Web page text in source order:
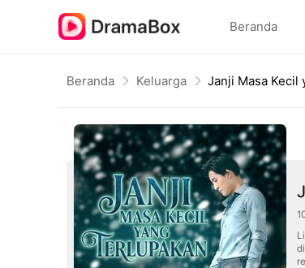
Beranda
Beranda Keluarga Janji Masa Kecil